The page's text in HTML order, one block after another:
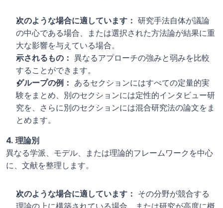
次のような場合に適しています： 研究手法自体が議論
の中心である場合、または選択された方法論が結果に重
大な影響を与えている場合。
示されるもの： 異なるアプローチの強みと弱みを比較
することができます。
グループの例： あるセクションにはすべての定量的実
験をまとめ、別のセクションには定性的インタビュー研
究を、さらに別のセクションには混合研究法の論文をま
とめます。
4. 理論別
異なる学派、モデル、または理論的フレームワークを中心
に、文献を整理します。
次のような場合に適しています： その分野が競合する